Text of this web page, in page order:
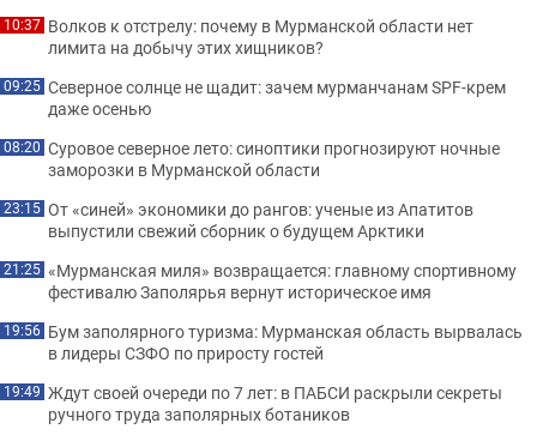
10:37 Волков к отстрелу: почему в Мурманской области нет
лимита на добычу этих хищников?
09:25 Северное солнце не щадит: зачем мурманчанам SPF-крем
даже осенью
08:20 Суровое северное лето: синоптики прогнозируют ночные
заморозки в Мурманской области
23:15 От «синей» экономики до рангов: ученые из Апатитов
выпустили свежий сборник о будущем Арктики
21:25 «Мурманская миля» возвращается: главному спортивному
фестивалю Заполярья вернут историческое имя
19:56 Бум заполярного туризма: Мурманская область вырвалась
в лидеры СЗФО по приросту гостей
19:49 Ждут своей очереди по 7 лет: в ПАБСИ раскрыли секреты
ручного труда заполярных ботаников